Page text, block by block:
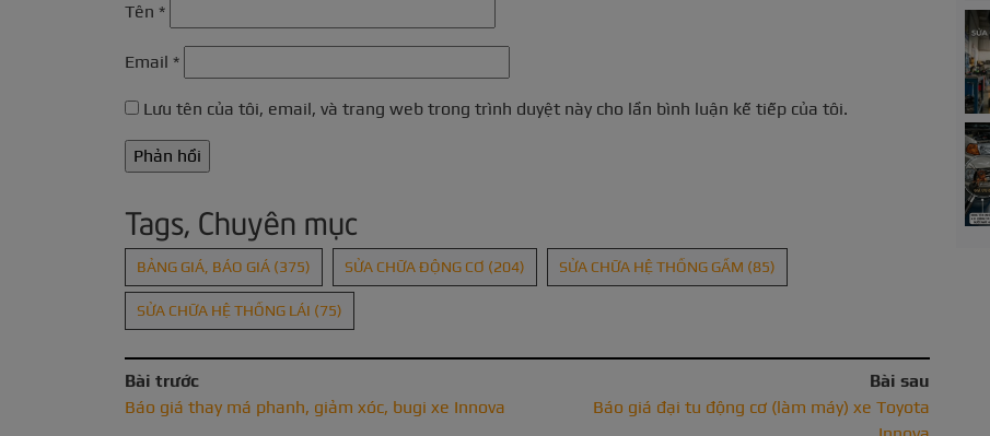
Tên *
Email *
Lưu tên của tôi, email, và trang web trong trình duyệt này cho lần bình luận kế tiếp của tôi.
Tags, Chuyên mục
BẢNG GIÁ, BÁO GIÁ (375) SỬA CHỮA ĐỘNG CƠ (204) SỬA CHỮA HỆ THỐNG GẦM (85)
SỬA CHỮA HỆ THỐNG LÁI (75)
Bài trước
Báo giá thay má phanh, giảm xóc, bugi xe Innova
Bài sau
Báo giá đại tu động cơ (làm máy) xe Toyota